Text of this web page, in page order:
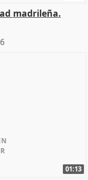
madrileña.
01:13